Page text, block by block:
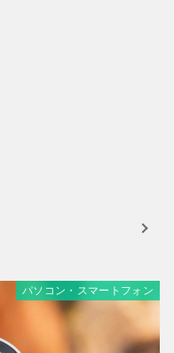
パソコン・スマートフォン